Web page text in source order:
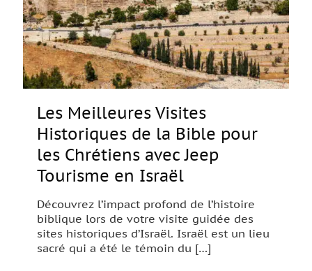
Les Meilleures Visites
Historiques de la Bible pour
les Chrétiens avec Jeep
Tourisme en Israël
Découvrez l’impact profond de l’histoire
biblique lors de votre visite guidée des
sites historiques d’Israël. Israël est un lieu
sacré qui a été le témoin du […]